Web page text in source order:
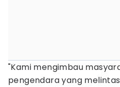
"Kami mengimbau
pengendara yang